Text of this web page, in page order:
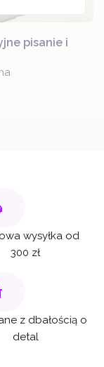
pisanie i
wysyłka od
300 zł
z dbałością o
detal